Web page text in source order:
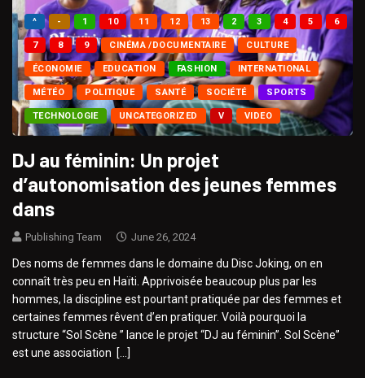
^ - 1 10 11 12 13 2 3 4 5 6
7 8 9 CINÉMA /DOCUMENTAIRE CULTURE
ÉCONOMIE EDUCATION FASHION INTERNATIONAL
MÉTÉO POLITIQUE SANTÉ SOCIÉTÉ SPORTS
TECHNOLOGIE UNCATEGORIZED V VIDEO
DJ au féminin: Un projet
d’autonomisation des jeunes femmes
dans
Publishing Team June 26, 2024
Des noms de femmes dans le domaine du Disc Joking, on en
connaît très peu en Haïti. Apprivoisée beaucoup plus par les
hommes, la discipline est pourtant pratiquée par des femmes et
certaines femmes rêvent d’en pratiquer. Voilà pourquoi la
structure “Sol Scène ” lance le projet “DJ au féminin”. Sol Scène”
est une association […]